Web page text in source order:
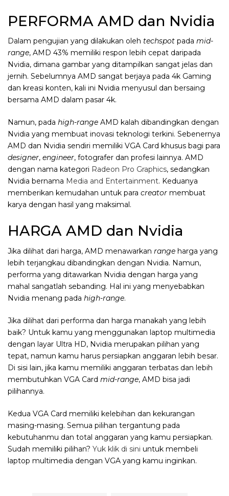
PERFORMA AMD dan Nvidia
Dalam pengujian yang dilakukan oleh techspot pada mid-
range, AMD 43% memiliki respon lebih cepat daripada
Nvidia, dimana gambar yang ditampilkan sangat jelas dan
jernih. Sebelumnya AMD sangat berjaya pada 4k Gaming
dan kreasi konten, kali ini Nvidia menyusul dan bersaing
bersama AMD dalam pasar 4k.
Namun, pada high-range AMD kalah dibandingkan dengan
Nvidia yang membuat inovasi teknologi terkini. Sebenernya
AMD dan Nvidia sendiri memiliki VGA Card khusus bagi para
designer, engineer, fotografer dan profesi lainnya. AMD
dengan nama kategori Radeon Pro Graphics, sedangkan
Nvidia bernama Media and Entertainment. Keduanya
memberikan kemudahan untuk para creator membuat
karya dengan hasil yang maksimal.
HARGA AMD dan Nvidia
Jika dilihat dari harga, AMD menawarkan range harga yang
lebih terjangkau dibandingkan dengan Nvidia. Namun,
performa yang ditawarkan Nvidia dengan harga yang
mahal sangatlah sebanding. Hal ini yang menyebabkan
Nvidia menang pada high-range.
Jika dilihat dari performa dan harga manakah yang lebih
baik? Untuk kamu yang menggunakan laptop multimedia
dengan layar Ultra HD, Nvidia merupakan pilihan yang
tepat, namun kamu harus persiapkan anggaran lebih besar.
Di sisi lain, jika kamu memiliki anggaran terbatas dan lebih
membutuhkan VGA Card mid-range, AMD bisa jadi
pilihannya.
Kedua VGA Card memiliki kelebihan dan kekurangan
masing-masing. Semua pilihan tergantung pada
kebutuhanmu dan total anggaran yang kamu persiapkan.
Sudah memiliki pilihan? Yuk klik di sini untuk membeli
laptop multimedia dengan VGA yang kamu inginkan.